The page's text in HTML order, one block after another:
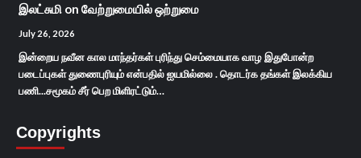
இலட்சுமி on வேற்றுமையில் ஒற்றுமை
July 26, 2026
இன்றைய நவீன கால மாந்தர்கள் புரிந்து செம்மையாக வாழ இதுபோன்ற
படைப்புகள் துணைபுரியும் என்பதில் ஐயமில்லை . தொடர்க தங்கள் இலக்கிய
பணி...சமூகம் சீர் பெற மிளிரட்டும்…
Copyrights